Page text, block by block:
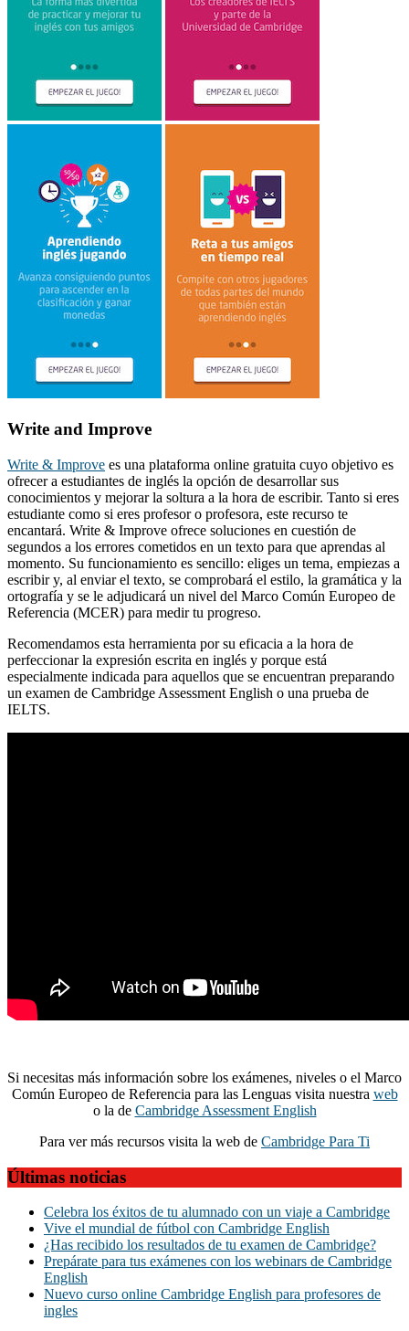
Write and Improve
Write & Improve es una plataforma online gratuita cuyo objetivo es
ofrecer a estudiantes de inglés la opción de desarrollar sus
conocimientos y mejorar la soltura a la hora de escribir. Tanto si eres
estudiante como si eres profesor o profesora, este recurso te
encantará. Write & Improve ofrece soluciones en cuestión de
segundos a los errores cometidos en un texto para que aprendas al
momento. Su funcionamiento es sencillo: eliges un tema, empiezas a
escribir y, al enviar el texto, se comprobará el estilo, la gramática y la
ortografía y se le adjudicará un nivel del Marco Común Europeo de
Referencia (MCER) para medir tu progreso.
Recomendamos esta herramienta por su eficacia a la hora de
perfeccionar la expresión escrita en inglés y porque está
especialmente indicada para aquellos que se encuentran preparando
un examen de Cambridge Assessment English o una prueba de
IELTS.
Si necesitas más información sobre los exámenes, niveles o el Marco
Común Europeo de Referencia para las Lenguas visita nuestra web
o la de Cambridge Assessment English
Para ver más recursos visita la web de Cambridge Para Ti
Últimas noticias
Celebra los éxitos de tu alumnado con un viaje a Cambridge
Vive el mundial de fútbol con Cambridge English
¿Has recibido los resultados de tu examen de Cambridge?
Prepárate para tus exámenes con los webinars de Cambridge
English
Nuevo curso online Cambridge English para profesores de
ingles